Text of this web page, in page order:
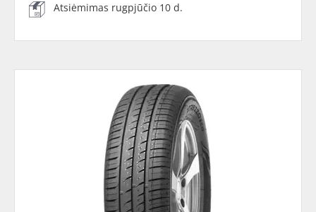
Atsiėmimas rugpjūčio 10 d.